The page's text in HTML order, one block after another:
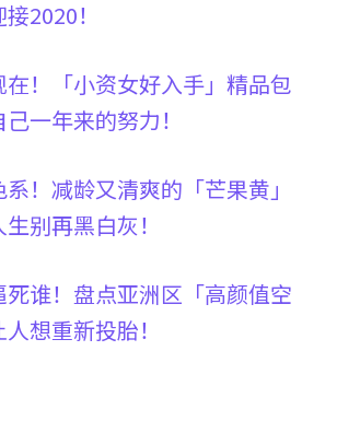
接2020！
！「小资女好入手」精品包
一年来的努力！
！减龄又清爽的「芒果黄」
别再黑白灰！
谁！盘点亚洲区「高颜值空
想重新投胎！